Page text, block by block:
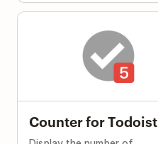
Counter for Todoist